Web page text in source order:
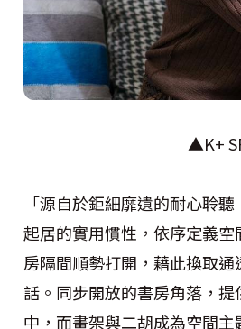
▲K+
「源自於鉅細靡遺的耐心聆
起居的實用慣性，依序定義
房隔間順勢打開，藉此換取
話。同步開放的書房角落，
中，而畫架與二胡成為空間主